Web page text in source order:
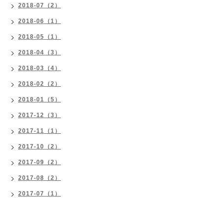
2018-07（2）
2018-06（1）
2018-05（1）
2018-04（3）
2018-03（4）
2018-02（2）
2018-01（5）
2017-12（3）
2017-11（1）
2017-10（2）
2017-09（2）
2017-08（2）
2017-07（1）